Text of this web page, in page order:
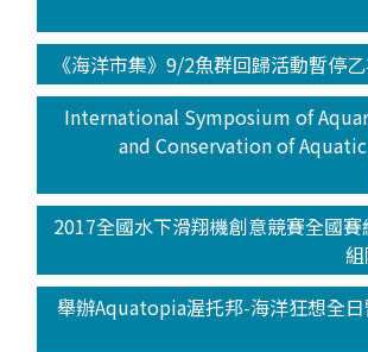
《海洋市集》9/2魚群回歸活動暫停
International Symposium of
and Conservation of
2017全國水下滑翔機創意競賽全國
舉辦Aquatopia渥托邦-海洋狂想全